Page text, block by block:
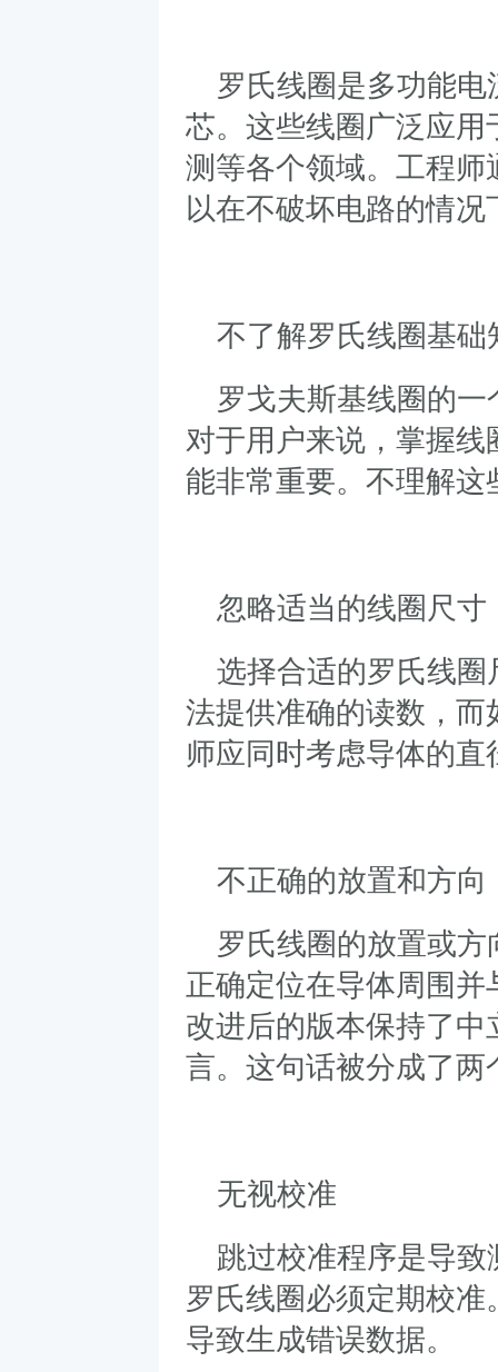
罗氏线圈是多功能
芯。这些线圈广泛应
测等各个领域。工程
以在不破坏电路的情
不了解罗氏线圈基础
罗戈夫斯基线圈的
对于用户来说，掌握
能非常重要。不理解
忽略适当的线圈尺寸
选择合适的罗氏线
法提供准确的读数，
师应同时考虑导体的
不正确的放置和方向
罗氏线圈的放置或
正确定位在导体周围
改进后的版本保持了
言。这句话被分成了
无视校准
跳过校准程序是导
罗氏线圈必须定期校
导致生成错误数据。